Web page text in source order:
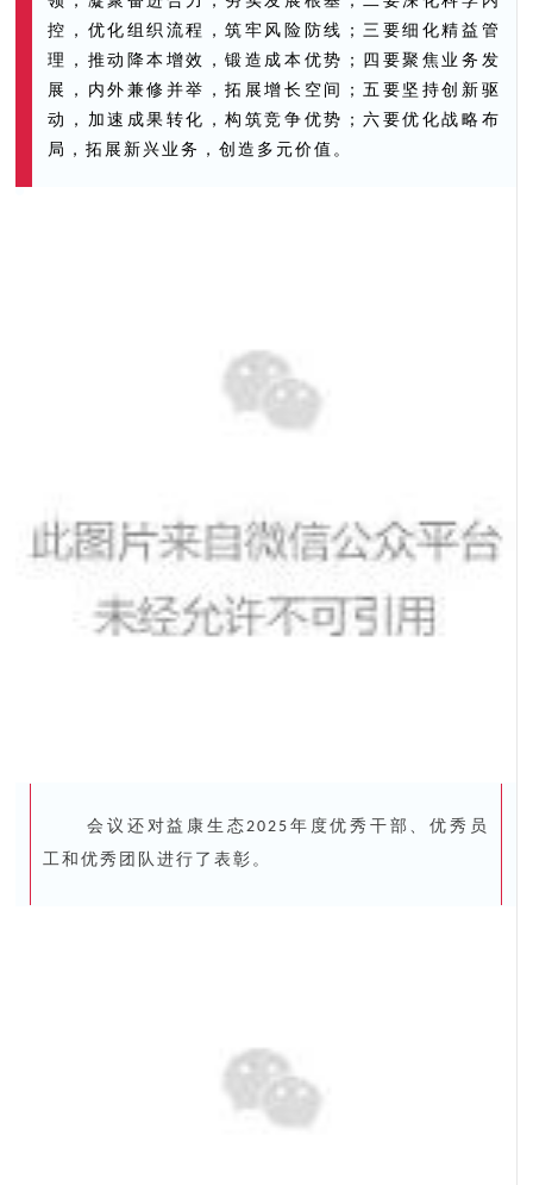
控，优化组织流程，筑牢风险防线；三要细化精益管
理，推动降本增效，锻造成本优势；四要聚焦业务发
展，内外兼修并举，拓展增长空间；五要坚持创新驱
动，加速成果转化，构筑竞争优势；六要优化战略布
局，拓展新兴业务，创造多元价值。
会议还对益康生态2025年度优秀干部、优秀员
工和优秀团队进行了表彰。